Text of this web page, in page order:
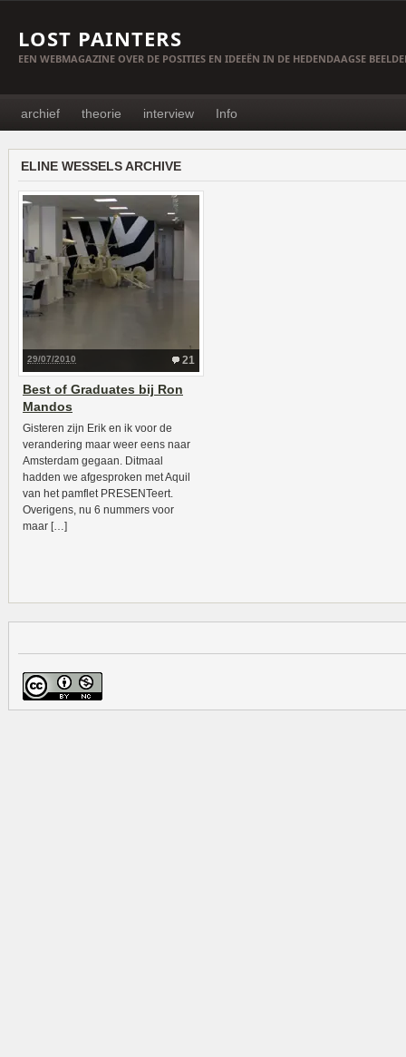
LOST PAINTERS
EEN WEBMAGAZINE OVER DE POSITIES EN IDEEËN IN DE HEDENDAAGSE
archief theorie interview Info
ELINE WESSELS ARCHIVE
21
29/07/2010
Best of Graduates bij Ron
Mandos
Gisteren zijn Erik en ik voor de
verandering maar weer eens naar
Amsterdam gegaan. Ditmaal
hadden we afgesproken met Aquil
van het pamflet PRESENTeert.
Overigens, nu 6 nummers voor
maar […]